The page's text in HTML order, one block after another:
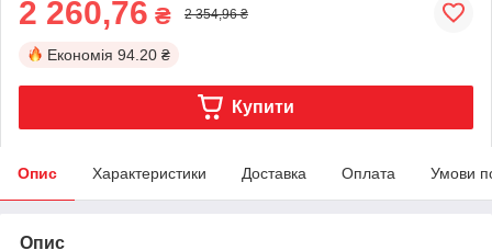
2 260,76 ₴ 2 354,96 ₴
Економія 94.20 ₴
Купити
Опис Характеристики Доставка Оплата Умови
Опис